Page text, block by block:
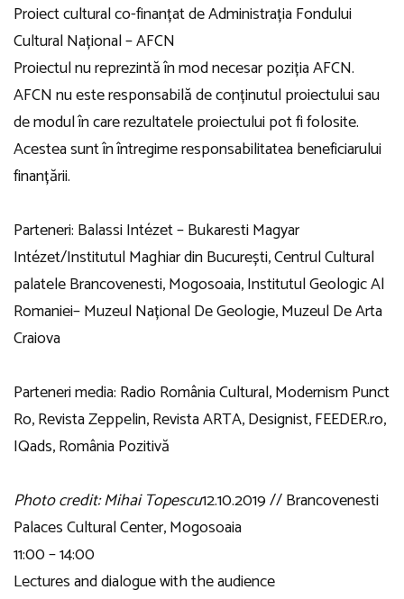
Proiect cultural co-finanțat de Administrația Fondului
Cultural Național –AFCN
Proiectul nu reprezintă în mod necesar poziția AFCN.
AFCN nu este responsabilă de conținutul proiectului sau
de modul în care rezultatele proiectului pot fi folosite.
Acestea sunt în întregime responsabilitatea beneficiarului
finanțării.
Parteneri: Balassi Intézet – Bukaresti Magyar
Intézet/Institutul Maghiar din București,Centrul Cultural
palatele Brancovenesti, Mogosoaia,Institutul Geologic Al
Romaniei–Muzeul Național De Geologie,Muzeul De Arta
Craiova
Parteneri media: Radio România Cultural,Modernism Punct
Ro,Revista Zeppelin,Revista ARTA, Designist,FEEDER.ro,
IQads,România Pozitivă
Photo credit: Mihai Topescu12.10.2019 // Brancovenesti
Palaces Cultural Center, Mogosoaia
11:00 – 14:00
Lectures and dialogue with the audience